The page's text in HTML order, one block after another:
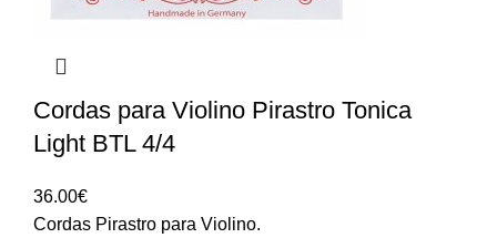
Cordas para Violino Pirastro Tonica
Light BTL 4/4
36.00€
Cordas Pirastro para Violino.